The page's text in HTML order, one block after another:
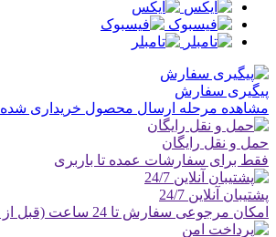
پیگیری سفارش
مشاهده مرحله ارسال محصول خریداری شده
حمل و نقل رایگان
فقط برای سفارشات عمده تا باربری
پشتیبان آنلاین 24/7
امکان مرجوعی سفارش تا 24 ساعت (قبل از ارسال)